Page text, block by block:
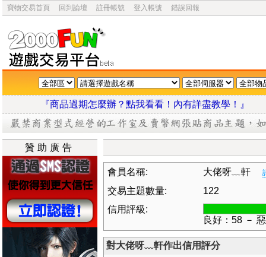
寶物交易首頁 回到論壇 註冊帳號 登入帳號 錯誤回報
『商品過期怎麼辦？點我看看！內有詳盡教學
贊助廣告
會員名稱: 大佬呀﹏軒
交易主題數量:
122
信用評級:
良好：58 －
對大佬呀﹏軒作出信用評分